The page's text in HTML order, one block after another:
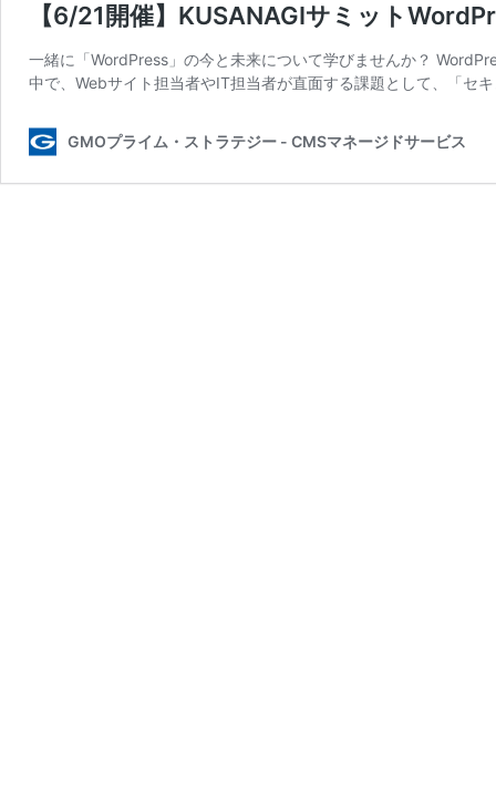
【6/21開催】KUSANAGIサミット
一緒に「WordPress」の今と未来について学びませんか？
中で、Webサイト担当者やIT担当者が直面する課題として、「セ
GMOプライム・ストラテジー - CMSマネージドサービス